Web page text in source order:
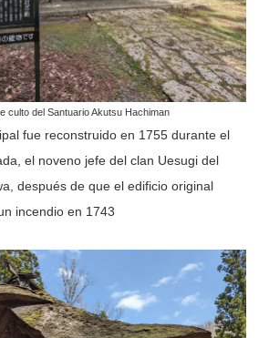
culto del Santuario Akutsu Hachiman
fue reconstruido en 1755 durante el
el noveno jefe del clan Uesugi del
después de que el edificio original
incendio en 1743